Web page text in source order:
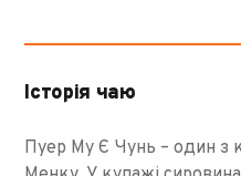
Історія чаю
Пуер Му Є Чунь – один з